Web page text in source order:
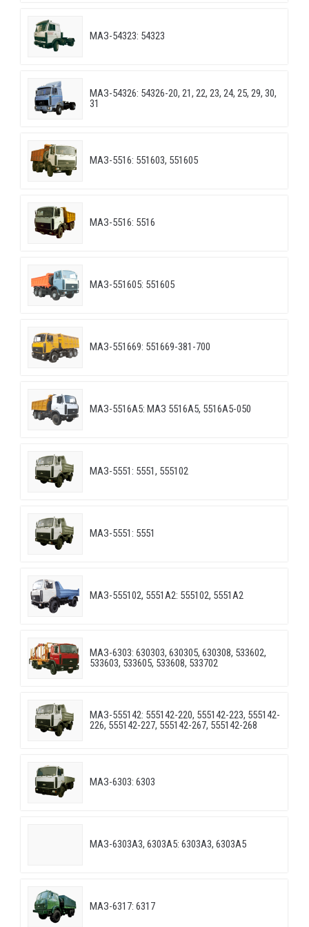
МАЗ-54323: 54323
МАЗ-54326: 54326-20, 21, 22, 23, 24, 25, 29, 30,
31
МАЗ-5516: 551603, 551605
МАЗ-5516: 5516
МАЗ-551605: 551605
МАЗ-551669: 551669-381-700
МАЗ-5516А5: МАЗ 5516А5, 5516А5-050
МАЗ-5551: 5551, 555102
МАЗ-5551: 5551
МАЗ-555102, 5551А2: 555102, 5551А2
МАЗ-6303: 630303, 630305, 630308, 533602,
533603, 533605, 533608, 533702
МАЗ-555142: 555142-220, 555142-223, 555142-
226, 555142-227, 555142-267, 555142-268
МАЗ-6303: 6303
МАЗ-6303A3, 6303A5: 6303A3, 6303A5
МАЗ-6317: 6317